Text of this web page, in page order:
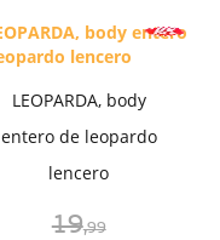
LEOPARDA, body
entero de leopardo
lencero
19,99